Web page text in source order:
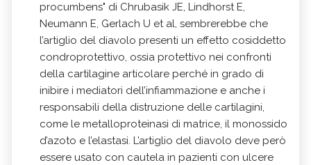
procumbens" di Chrubasik JE, Lindhorst E,
Neumann E, Gerlach U et al, sembrerebbe che
l’artiglio del diavolo presenti un effetto cosiddetto
condroprotettivo, ossia protettivo nei confronti
della cartilagine articolare perché in grado di
inibire i mediatori dell’infiammazione e anche i
responsabili della distruzione delle cartilagini,
come le metalloproteinasi di matrice, il monossido
d’azoto e l’elastasi. L’artiglio del diavolo deve però
essere usato con cautela in pazienti con ulcere